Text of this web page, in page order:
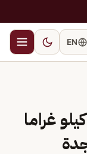
EN
إحباط تهريب أكثر من 29 كيلو غراما